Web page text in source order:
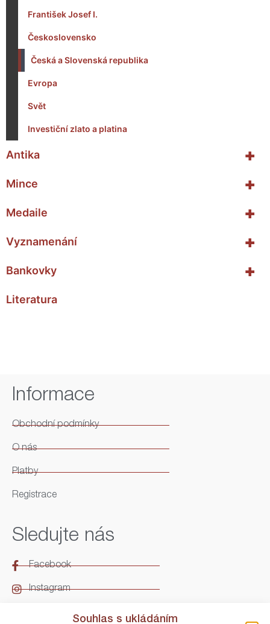
Souhlas s ukládáním
František Josef I.
Československo
Česká a Slovenská republika
Evropa
Svět
Investiční zlato a platina
+
Antika
+
Mince
+
Medaile
+
Vyznamenání
+
Bankovky
Literatura
Informace
Obchodní podmínky
O nás
Platby
Registrace
Sledujte nás
Facebook
Instagram